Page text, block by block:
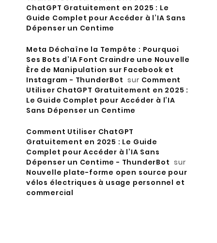
ChatGPT Gratuitement en 2025 : Le
Guide Complet pour Accéder à l’IA Sans
Dépenser un Centime
Meta Déchaîne la Tempête : Pourquoi
Ses Bots d’IA Font Craindre une Nouvelle
Ère de Manipulation sur Facebook et
Instagram - ThunderBot sur Comment
Utiliser ChatGPT Gratuitement en 2025 :
Le Guide Complet pour Accéder à l’IA
Sans Dépenser un Centime
Comment Utiliser ChatGPT
Gratuitement en 2025 : Le Guide
Complet pour Accéder à l’IA Sans
Dépenser un Centime - ThunderBot sur
Nouvelle plate-forme open source pour
vélos électriques à usage personnel et
commercial